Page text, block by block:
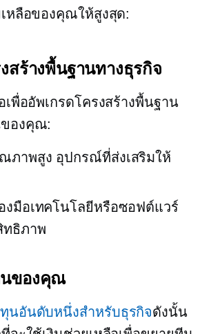
หลือของคุณให้สูงสุด:
สร้างพื้นฐานทางธุรกิจ
เพื่ออัพเกรดโครงสร้างพื้นฐาน
ของคุณ:
ภาพสูง อุปกรณ์ที่ส่งเสริมให้
งมือเทคโนโลยีหรือซอฟต์แวร์
ทธิภาพ
นของคุณ
นอันดับหนึ่งสำหรับธุรกิจดังนั้น